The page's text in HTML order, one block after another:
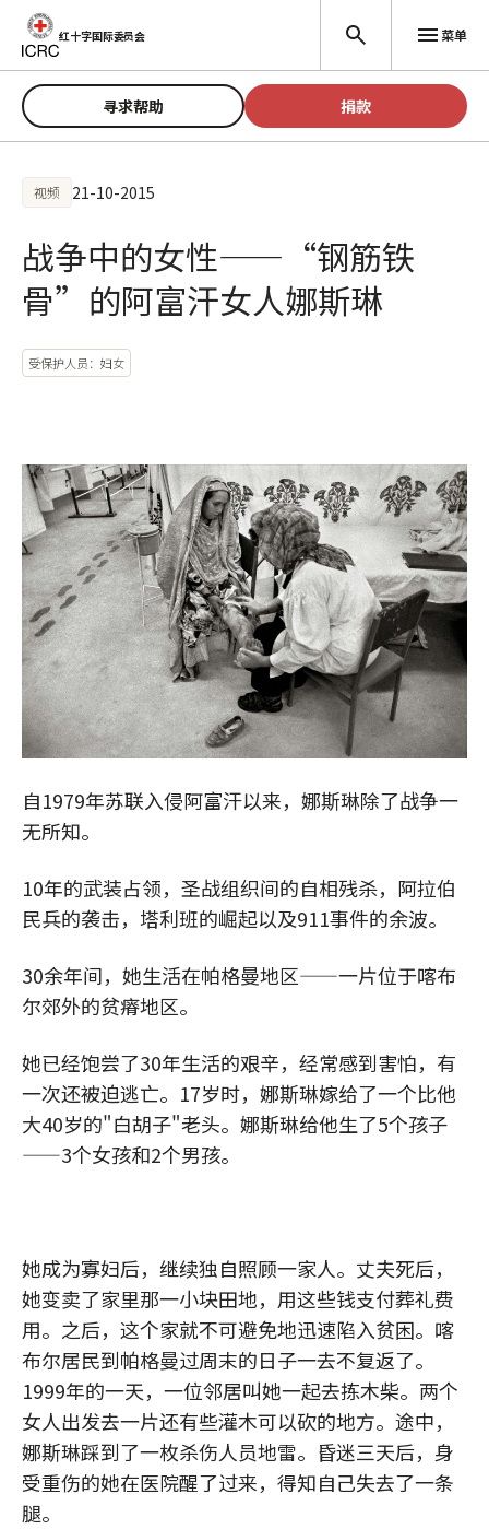
跳至主要内容
红十字国际委员会 菜单
寻求帮助 捐款
视频 21-10-2015
战争中的女性——“钢筋铁
骨”的阿富汗女人娜斯琳
受保护人员：妇女
自1979年苏联入侵阿富汗以来，娜斯琳除了战争一
无所知。
10年的武装占领，圣战组织间的自相残杀，阿拉伯
民兵的袭击，塔利班的崛起以及911事件的余波。
30余年间，她生活在帕格曼地区——一片位于喀布
尔郊外的贫瘠地区。
她已经饱尝了30年生活的艰辛，经常感到害怕，有
一次还被迫逃亡。17岁时，娜斯琳嫁给了一个比他
大40岁的"白胡子"老头。娜斯琳给他生了5个孩子
——3个女孩和2个男孩。
她成为寡妇后，继续独自照顾一家人。丈夫死后，
她变卖了家里那一小块田地，用这些钱支付葬礼费
用。之后，这个家就不可避免地迅速陷入贫困。喀
布尔居民到帕格曼过周末的日子一去不复返了。
1999年的一天，一位邻居叫她一起去拣木柴。两个
女人出发去一片还有些灌木可以砍的地方。途中，
娜斯琳踩到了一枚杀伤人员地雷。昏迷三天后，身
受重伤的她在医院醒了过来，得知自己失去了一条
腿。